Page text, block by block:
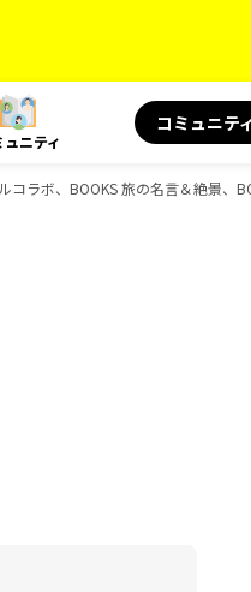
ュニティ
コミュニテ
ラボ、BOOKS 旅の名言＆絶景、